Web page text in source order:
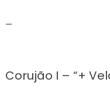
—
Corujão I – “+